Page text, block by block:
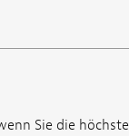
Sie die höchste